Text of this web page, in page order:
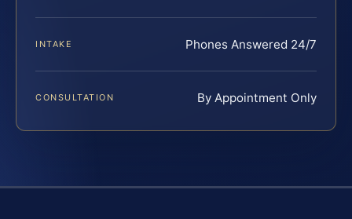
INTAKE Phones Answered 24/7
CONSULTATION By Appointment Only